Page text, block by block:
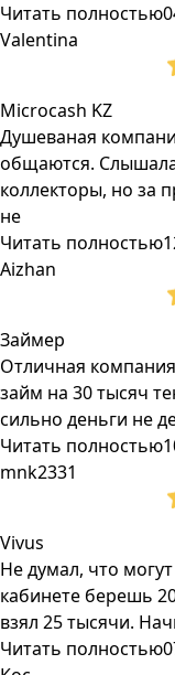
Читать полностью
Valentina
Microcash KZ
Душеваная
общаются.
коллекторы, но за
не
Читать полностью
Aizhan
Займер
Отличная
займ на 30 тысяч
сильно деньги не
Читать полностью
mnk2331
Vivus
Не думал, что
кабинете берешь
взял 25 тысячи.
Читать полностью